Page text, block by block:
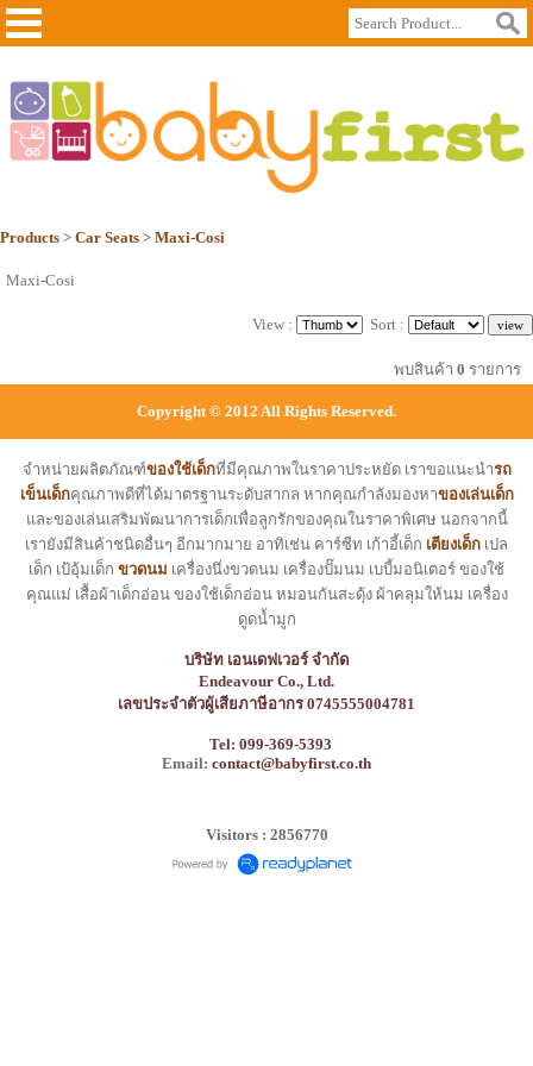
Products > Car Seats > Maxi-Cosi
Maxi-Cosi
View : Sort :
พบสินค้า 0 รายการ
Copyright © 2012 All Rights Reserved.
จำหน่ายผลิตภัณฑ์ของใช้เด็กที่มีคุณภาพในราคาประหยัด เราขอแนะนำรถ
เข็นเด็กคุณภาพดีที่ได้มาตรฐานระดับสากล หากคุณกำลังมองหาของเล่นเด็ก
และของเล่นเสริมพัฒนาการเด็กเพื่อลูกรักของคุณในราคาพิเศษ นอกจากนี้
เรายังมีสินค้าชนิดอื่นๆ อีกมากมาย อาทิเช่น คาร์ซีท เก้าอี้เด็ก เตียงเด็ก เปล
เด็ก เป้อุ้มเด็ก ขวดนม เครื่องนึ่งขวดนม เครื่องปั๊มนม เบบี้มอนิเตอร์ ของใช้
คุณแม่ เสื้อผ้าเด็กอ่อน ของใช้เด็กอ่อน หมอนกันสะดุ้ง ผ้าคลุมให้นม เครื่อง
ดูดน้ำมูก
บริษัท เอนเดฟเวอร์ จำกัด
Endeavour Co., Ltd.
เลขประจำตัวผู้เสียภาษีอากร 0745555004781
Tel: 099-369-5393
Email: contact@babyfirst.co.th
Visitors : 2856770